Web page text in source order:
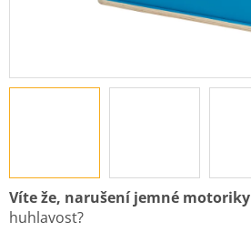
Víte že, narušení jemné motoriky
huhlavost?